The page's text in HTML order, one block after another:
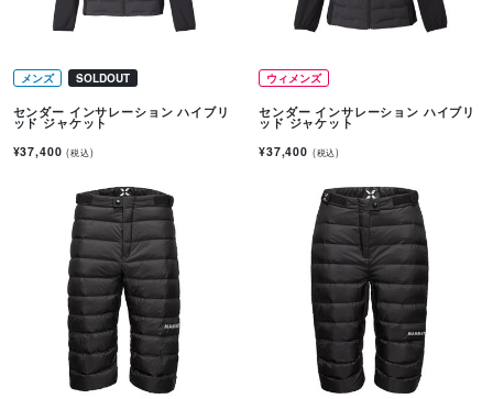
メンズ SOLDOUT
センダー インサレーション ハイブリ
ッド ジャケット
¥37,400(税込)
ウィメンズ
センダー インサレーション ハイブリ
ッド ジャケット
¥37,400 (税込)